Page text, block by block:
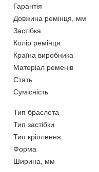
Гарантія
Довжина ремінця, мм
Застібка
Колір ремінця
Країна виробника
Матеріал ременів
Стать
Сумісність
Тип браслета
Тип застібки
Тип кріплення
Форма
Ширина, мм